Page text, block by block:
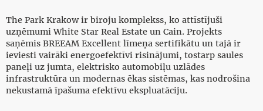
The Park Krakow ir biroju komplekss, ko attīstījuši
uzņēmumi White Star Real Estate un Cain. Projekts
saņēmis BREEAM Excellent līmeņa sertifikātu un tajā ir
ieviesti vairāki energoefektīvi risinājumi, tostarp saules
paneļi uz jumta, elektrisko automobiļu uzlādes
infrastruktūra un modernas ēkas sistēmas, kas nodrošina
nekustamā īpašuma efektīvu ekspluatāciju.